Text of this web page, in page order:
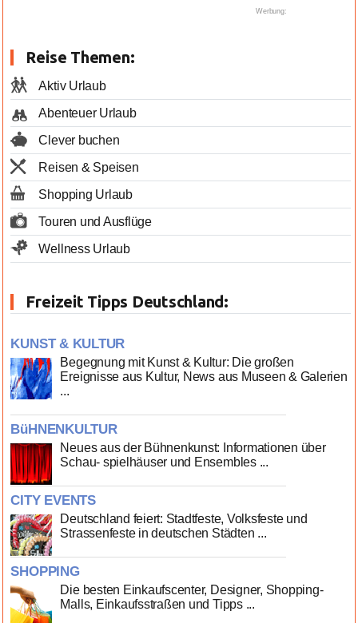
Werbung:
Reise Themen:
Aktiv Urlaub
Abenteuer Urlaub
Clever buchen
Reisen & Speisen
Shopping Urlaub
Touren und Ausflüge
Wellness Urlaub
Freizeit Tipps Deutschland:
KUNST & KULTUR
Begegnung mit Kunst & Kultur: Die großen
Ereignisse aus Kultur, News aus Museen & Galerien
...
BüHNENKULTUR
Neues aus der Bühnenkunst: Informationen über
Schau- spielhäuser und Ensembles ...
CITY EVENTS
Deutschland feiert: Stadtfeste, Volksfeste und
Strassenfeste in deutschen Städten ...
SHOPPING
Die besten Einkaufscenter, Designer, Shopping-
Malls, Einkaufsstraßen und Tipps ...